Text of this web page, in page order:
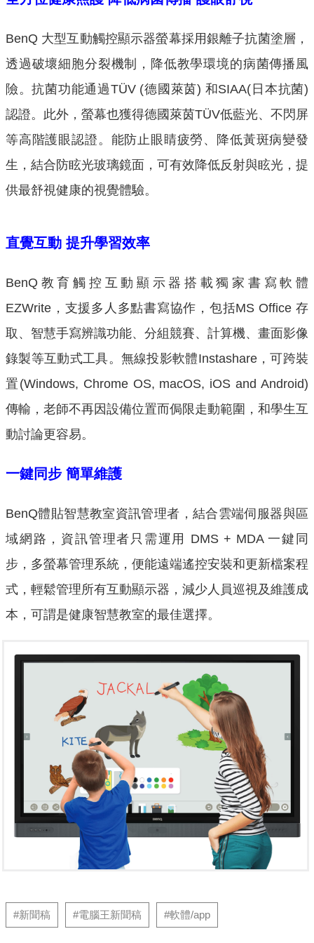
BenQ 大型互動觸控顯示器螢幕採用銀離子抗菌塗層，
透過破壞細胞分裂機制，降低教學環境的病菌傳播風
險。抗菌功能通過TÜV (德國萊茵) 和SIAA(日本抗菌)
認證。此外，螢幕也獲得德國萊茵TÜV低藍光、不閃屏
等高階護眼認證。能防止眼睛疲勞、降低黃斑病變發
生，結合防眩光玻璃鏡面，可有效降低反射與眩光，提
供最舒視健康的視覺體驗。
直覺互動 提升學習效率
BenQ教育觸控互動顯示器搭載獨家書寫軟體
EZWrite，支援多人多點書寫協作，包括MS Office 存
取、智慧手寫辨識功能、分組競賽、計算機、畫面影像
錄製等互動式工具。無線投影軟體Instashare，可跨裝
置(Windows, Chrome OS, macOS, iOS and Android)
傳輸，老師不再因設備位置而侷限走動範圍，和學生互
動討論更容易。
一鍵同步 簡單維護
BenQ體貼智慧教室資訊管理者，結合雲端伺服器與區
域網路，資訊管理者只需運用 DMS + MDA 一鍵同
步，多螢幕管理系統，便能遠端遙控安裝和更新檔案程
式，輕鬆管理所有互動顯示器，減少人員巡視及維護成
本，可謂是健康智慧教室的最佳選擇。
#新聞稿 #電腦王新聞稿 #軟體/app